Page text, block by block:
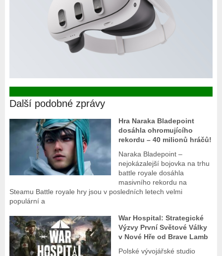
Další podobné zprávy
Hra Naraka Bladepoint
dosáhla ohromujícího
rekordu – 40 milionů hráčů!
Naraka Bladepoint –
nejokázalejší bojovka na trhu
battle royale dosáhla
masivního rekordu na
Steamu Battle royale hry jsou v posledních letech velmi
populární a
War Hospital: Strategické
Výzvy První Světové Války
v Nové Hře od Brave Lamb
Polské vývojářské studio